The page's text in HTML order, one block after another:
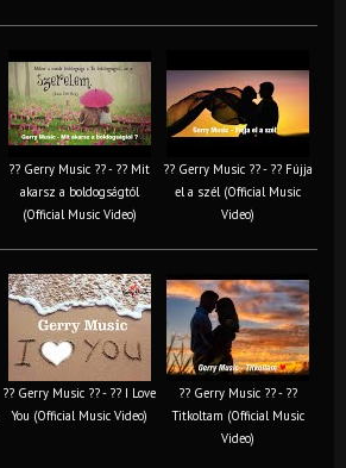
?? Gerry Music ?? - ?? Mit
akarsz a boldogságtól
(Official Music Video)
?? Gerry Music ?? - ?? Fújja
el a szél (Official Music
Video)
?? Gerry Music ?? - ?? I Love
You (Official Music Video)
?? Gerry Music ?? - ??
Titkoltam (Official Music
Video)